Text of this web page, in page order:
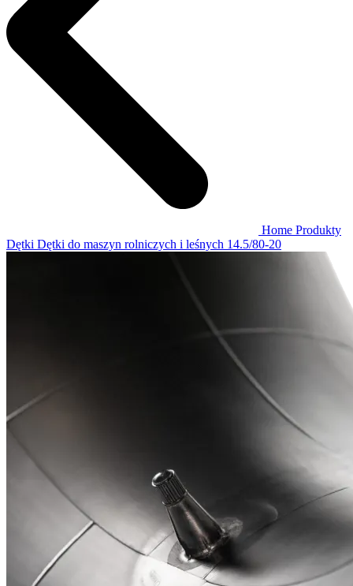
Home Produkty
Dętki Dętki do maszyn rolniczych i leśnych 14.5/80-20